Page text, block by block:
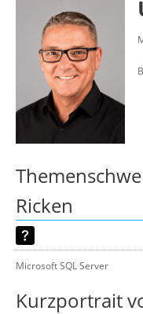
Ricken
Microsoft SQL Server
Kurzportrait